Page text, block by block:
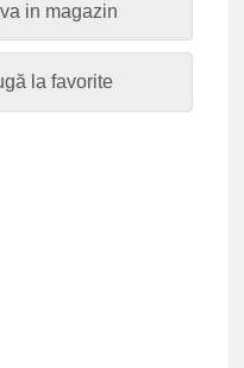
in magazin
la favorite